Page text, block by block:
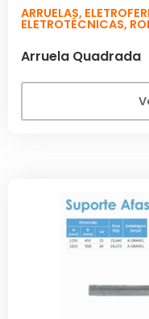
ARRUELAS,
ELETROTÉCNICAS,
Arruela Quadrada